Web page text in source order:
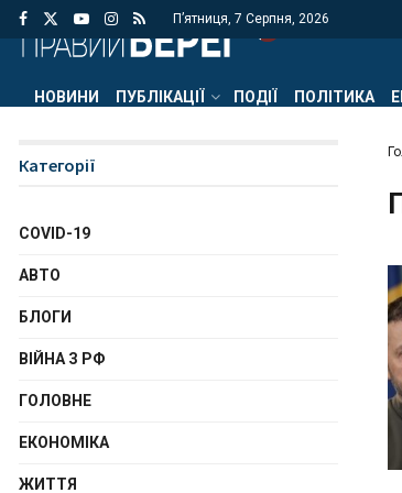
П’ятниця, 7 Серпня, 2026
НОВИНИ ПУБЛІКАЦІЇ ПОДІЇ ПОЛІТИКА
Категорії
COVID-19
АВТО
БЛОГИ
ВІЙНА З РФ
ГОЛОВНЕ
ЕКОНОМІКА
ЖИТТЯ